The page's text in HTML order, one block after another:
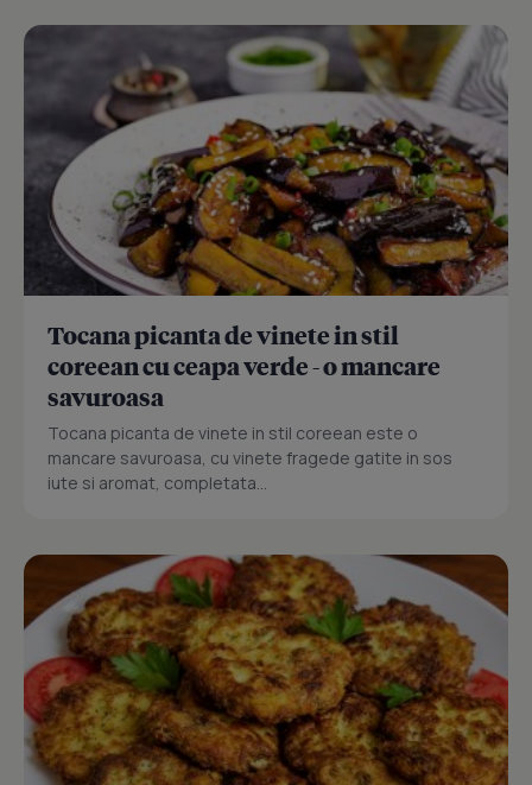
Tocana picanta de vinete in stil
coreean cu ceapa verde - o mancare
savuroasa
Tocana picanta de vinete in stil coreean este o
mancare savuroasa, cu vinete fragede gatite in sos
iute si aromat, completata...